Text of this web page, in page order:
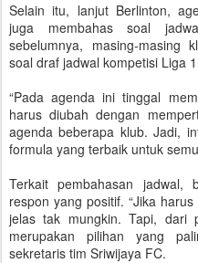
Selain itu, lanjut Berlinton,
juga membahas soal
sebelumnya, masing-masing
soal draf jadwal kompetisi Liga
“Pada agenda ini tinggal
harus diubah dengan
agenda beberapa klub. Jadi,
formula yang terbaik untuk
Terkait pembahasan jadwal,
respon yang positif. “Jika
jelas tak mungkin. Tapi, dari
merupakan pilihan yang
sekretaris tim Sriwijaya FC.